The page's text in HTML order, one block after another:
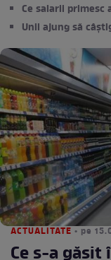
Ce salarii
Unii ajung să
ACTUALITATE • pe
Ce s-a